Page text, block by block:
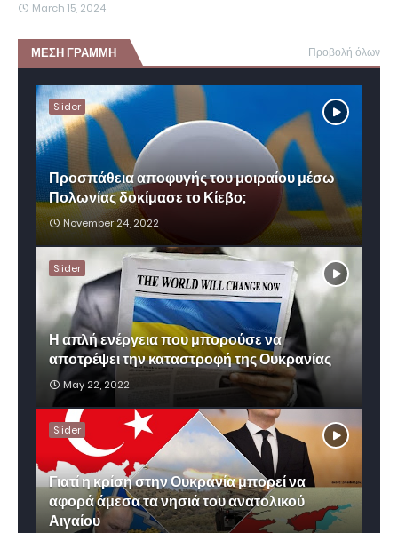
March 15, 2024
ΜΕΣΗ ΓΡΑΜΜΗ Προβολή όλων
Slider
Προσπάθεια αποφυγής του μοιραίου μέσω
Πολωνίας δοκίμασε το Κίεβο;
November 24, 2022
Slider
Η απλή ενέργεια που μπορούσε να
αποτρέψει την καταστροφή της Ουκρανίας
May 22, 2022
Slider
Γιατί η κρίση στην Ουκρανία μπορεί να
αφορά άμεσα τα νησιά του ανατολικού
Αιγαίου